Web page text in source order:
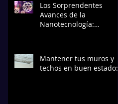
Los Sorprendentes
Avances de la
Nanotecnología:
Mantener tus muros y
techos en buen estado: